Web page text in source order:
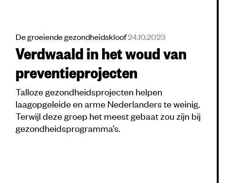
De groeiende gezondheidskloof24.10.2023
Verdwaald in het woud van
preventieprojecten
Talloze gezondheidsprojecten helpen
laagopgeleide en arme Nederlanders te weinig.
Terwijl deze groep het meest gebaat zou zijn bij
gezondheidsprogramma’s.